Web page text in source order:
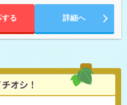
する 詳細へ